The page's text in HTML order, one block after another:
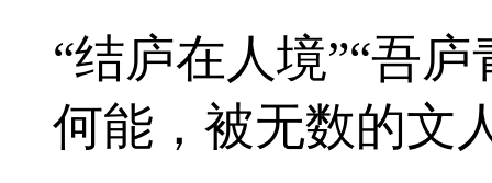
“结庐在人境”“吾
何能，被无数的文